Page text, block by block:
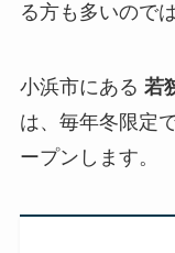
る方も多いので
小浜市にある 若
は、毎年冬限定
ープンします。